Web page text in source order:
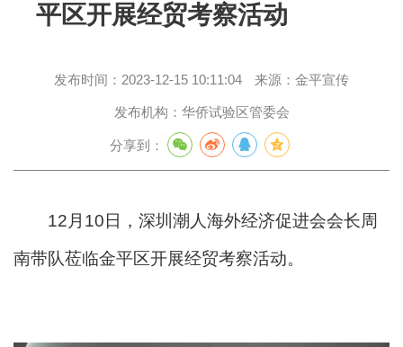
平区开展经贸考察活动
发布时间： 2023-12-15 10:11:04 来源： 金平宣传
发布机构： 华侨试验区管委会
分享到：
12月10日，深圳潮人海外经济促进会会长周
南带队莅临金平区开展经贸考察活动。